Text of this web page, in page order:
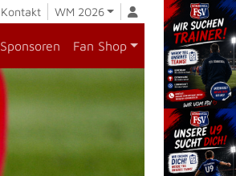
Kontakt WM 2026
Sponsoren Fan Shop